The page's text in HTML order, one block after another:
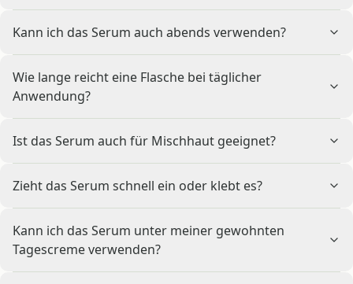
Kann ich das Serum auch abends verwenden?
Wie lange reicht eine Flasche bei täglicher
Anwendung?
Ist das Serum auch für Mischhaut geeignet?
Zieht das Serum schnell ein oder klebt es?
Kann ich das Serum unter meiner gewohnten
Tagescreme verwenden?